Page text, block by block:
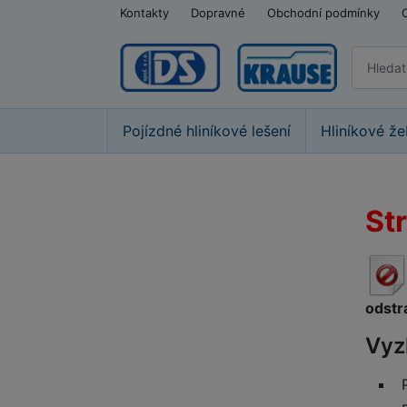
Kontakty Dopravné Obchodní podmínky
Pojízdné hliníkové lešení Hliníkové